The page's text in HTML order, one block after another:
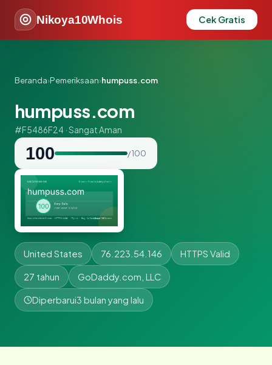
Nikoya10Whois Cek Gratis
Beranda›Pemeriksaan›humpuss.com
humpuss.com
#F5486F24 · Sangat Aman
100 / 100
United States 76.223.54.146 HTTPS Valid
27 tahun GoDaddy.com, LLC
Diperbarui3 bulan yang lalu